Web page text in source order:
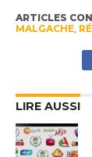
ARTICLES
MALGACHE,
LIRE AUSSI